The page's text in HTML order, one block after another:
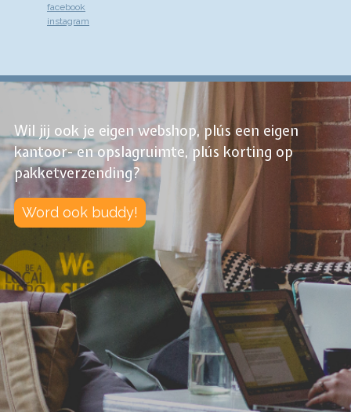
facebook
instagram
Wil jij ook je eigen webshop, plús een eigen
kantoor- en opslagruimte, plús korting op
pakketverzending?
Word ook buddy!